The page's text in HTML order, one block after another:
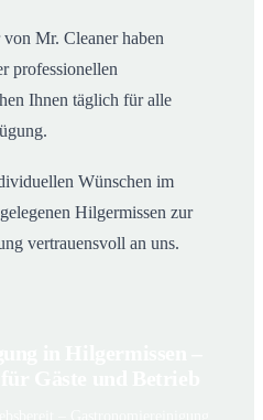
Mr. Cleaner haben
professionellen
Ihnen täglich für alle
Wünschen im
Hilgermissen zur
vertrauensvoll an uns.